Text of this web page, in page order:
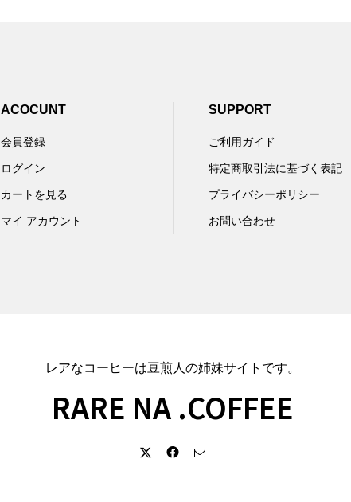
ACOCUNT
会員登録
ログイン
カートを見る
マイ アカウント
SUPPORT
ご利用ガイド
特定商取引法に基づく表記
プライバシーポリシー
お問い合わせ
レアなコーヒーは豆煎人の姉妹サイトです。
RARE NA .COFFEE